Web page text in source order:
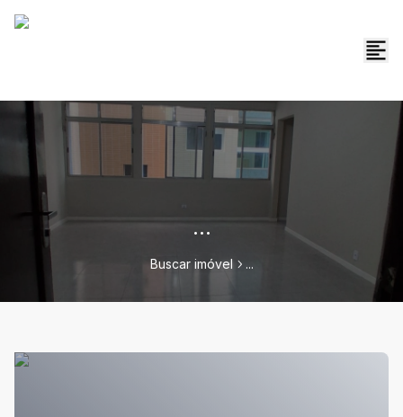
...
Buscar imóvel ...